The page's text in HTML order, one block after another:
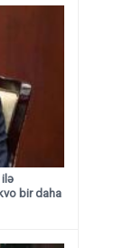
ilə
bir daha